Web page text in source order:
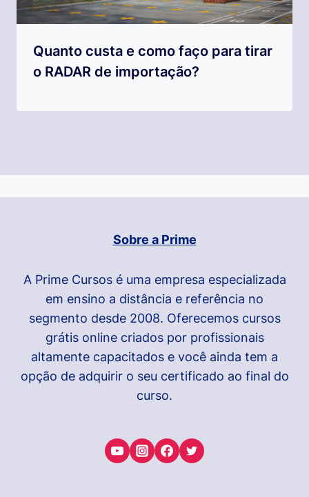
Quanto custa e como faço para tirar
o RADAR de importação?
Sobre a Prime
A Prime Cursos é uma empresa especializada
em ensino a distância e referência no
segmento desde 2008. Oferecemos cursos
grátis online criados por profissionais
altamente capacitados e você ainda tem a
opção de adquirir o seu certificado ao final do
curso.